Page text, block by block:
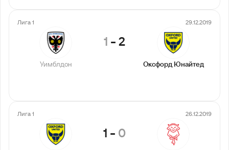
Лига 1 29.12.2019
Уимблдон
1 -2
Оксфорд Юнайтед
Лига 1 26.12.2019
1 - 0